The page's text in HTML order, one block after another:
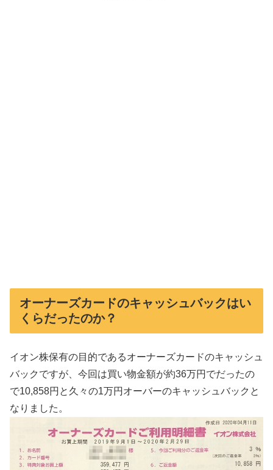
オーナーズカードのキャッシュバックはい
くらだったのか？
イオン株保有の目的であるオーナーズカードのキャッシュ
バックですが、今回は買い物金額が約36万円でだったの
で10,858円と久々の1万円オーバーのキャッシュバックと
なりました。